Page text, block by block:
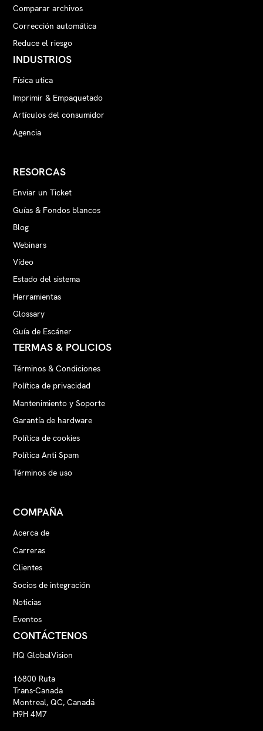
Comparar archivos
Corrección automática
Reduce el riesgo
INDUSTRIOS
Física utica
Imprimir & Empaquetado
Artículos del consumidor
Agencia
RESORCAS
Enviar un Ticket
Guías & Fondos blancos
Blog
Webinars
Vídeo
Estado del sistema
Herramientas
Glossary
Guía de Escáner
TERMAS & POLICIOS
Términos & Condiciones
Política de privacidad
Mantenimiento y Soporte
Garantía de hardware
Política de cookies
Política Anti Spam
Términos de uso
COMPAÑA
Acerca de
Carreras
Clientes
Socios de integración
Noticias
Eventos
CONTÁCTENOS
HQ GlobalVision
16800 Ruta
Trans-Canada
Montreal, QC, Canadá
H9H 4M7